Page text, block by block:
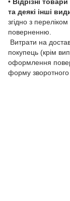
та деякі інші
згідно з
поверненню.
Витрати на
покупець (крім
оформлення
форму зворотного